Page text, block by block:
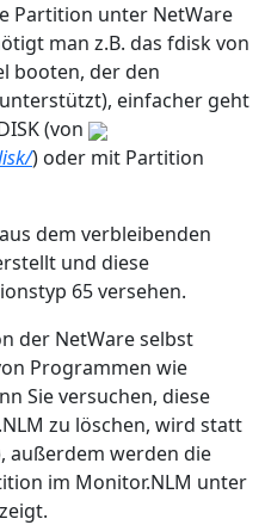
Partition unter NetWare
man z.B. das fdisk von
booten, der den
einfacher geht
(von
) oder mit Partition
dem verbleibenden
und diese
65 versehen.
der NetWare selbst
Programmen wie
Sie versuchen, diese
zu löschen, wird statt
außerdem werden die
im Monitor.NLM unter